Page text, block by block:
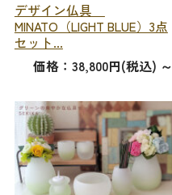
デザイン仏具
MINATO（LIGHT BLUE）3点
セット...
価格：38,800円(税込) ～